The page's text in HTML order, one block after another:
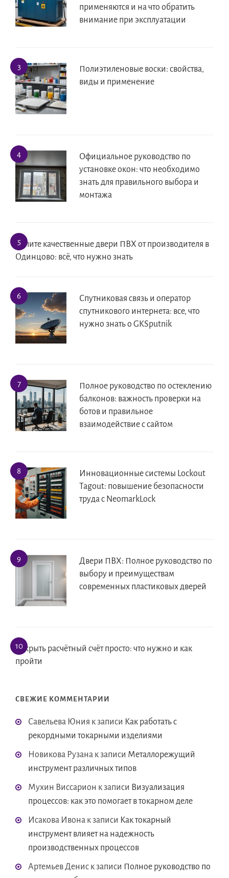
применяются и на что обратить
внимание при эксплуатации
Полиэтиленовые воски: свойства,
виды и применение
Официальное руководство по
установке окон: что необходимо
знать для правильного выбора и
монтажа
Купите качественные двери ПВХ от производителя в
Одинцово: всё, что нужно знать
Спутниковая связь и оператор
спутникового интернета: все, что
нужно знать о GKSputnik
Полное руководство по остеклению
балконов: важность проверки на
ботов и правильное
взаимодействие с сайтом
Инновационные системы Lockout
Tagout: повышение безопасности
труда с NeomarkLock
Двери ПВХ: Полное руководство по
выбору и преимуществам
современных пластиковых дверей
Открыть расчётный счёт просто: что нужно и как
пройти
СВЕЖИЕ КОММЕНТАРИИ
Савельева Юния к записи Как работать с
рекордными токарными изделиями
Новикова Рузана к записи Металлорежущий
инструмент различных типов
Мухин Виссарион к записи Визуализация
процессов: как это помогает в токарном деле
Исакова Ивона к записи Как токарный
инструмент влияет на надежность
производственных процессов
Артемьев Денис к записи Полное руководство по